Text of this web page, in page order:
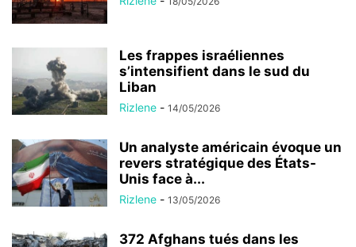
Les frappes israéliennes
s’intensifient dans le sud du
Liban
Rizlene - 14/05/2026
Un analyste américain évoque un
revers stratégique des États-
Unis face à...
Rizlene - 13/05/2026
372 Afghans tués dans les